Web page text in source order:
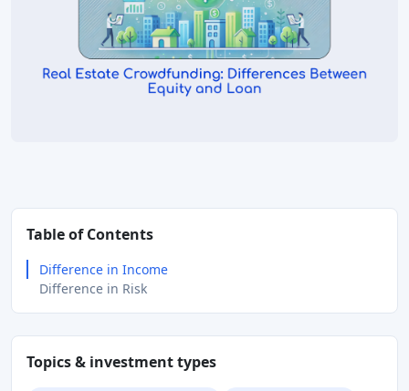
Table of Contents
Difference in Income
Difference in Risk
Topics & investment types